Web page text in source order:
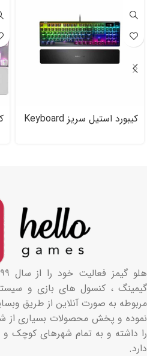
کیبورد استیل سریز Keyboard
گیمینگ ، کنسول های بازی و
نموده و پخش محصولات بسیاری از
را داشته و به تمام شهرهای کوچک و
دارد.